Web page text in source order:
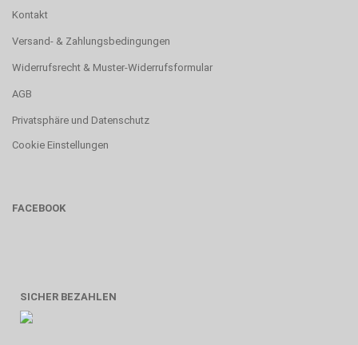
Kontakt
Versand- & Zahlungsbedingungen
Widerrufsrecht & Muster-Widerrufsformular
AGB
Privatsphäre und Datenschutz
Cookie Einstellungen
FACEBOOK
SICHER BEZAHLEN